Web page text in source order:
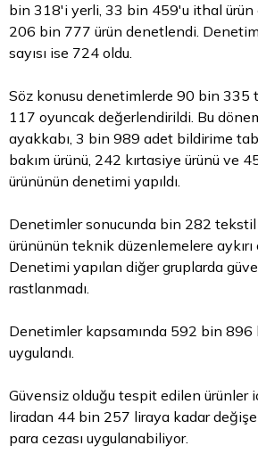
bin 318'i yerli, 33 bin 459'u ithal ürün
206 bin 777 ürün denetlendi.
sayısı ise 724 oldu.
Söz konusu denetimlerde 90 bin 335
117 oyuncak değerlendirildi. Bu
ayakkabı, 3 bin 989 adet bildirime
bakım ürünü, 242 kırtasiye ürünü ve
ürününün denetimi yapıldı.
Denetimler sonucunda bin 282 tekstil
ürününün teknik düzenlemelere
Denetimi yapılan diğer gruplarda
rastlanmadı.
Denetimler kapsamında 592 bin 896
uygulandı.
Güvensiz olduğu tespit edilen ürünler
liradan 44 bin 257 liraya kadar
para cezası uygulanabiliyor.